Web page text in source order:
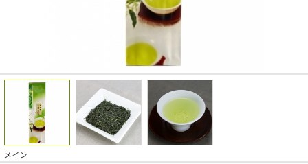
メイン